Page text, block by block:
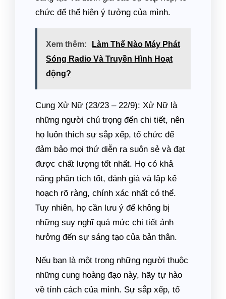
chức để thể hiện ý tưởng của mình.
Xem thêm:
Làm Thế Nào Máy Phát
Sóng Radio Và Truyền Hình Hoạt
động?
Cung Xử Nữ (23/23 – 22/9): Xử Nữ là
những người chú trọng đến chi tiết, nên
họ luôn thích sự sắp xếp, tổ chức để
đảm bảo mọi thứ diễn ra suôn sẻ và đạt
được chất lượng tốt nhất. Họ có khả
năng phân tích tốt, đánh giá và lập kế
hoạch rõ ràng, chính xác nhất có thể.
Tuy nhiên, họ cần lưu ý để không bị
những suy nghĩ quá mức chi tiết ảnh
hưởng đến sự sáng tạo của bản thân.
Nếu bạn là một trong những người thuộc
những cung hoàng đạo này, hãy tự hào
về tính cách của mình. Sự sắp xếp, tổ